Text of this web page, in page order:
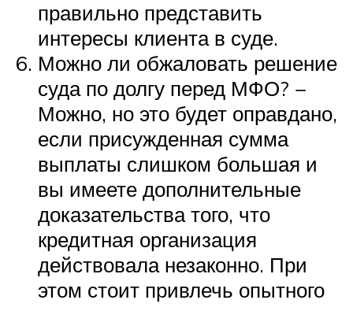
правильно представить
интересы клиента в суде.
Можно ли обжаловать решение
суда по долгу перед МФО? −
Можно, но это будет оправдано,
если присужденная сумма
выплаты слишком большая и
вы имеете дополнительные
доказательства того, что
кредитная организация
действовала незаконно. При
этом стоит привлечь опытного